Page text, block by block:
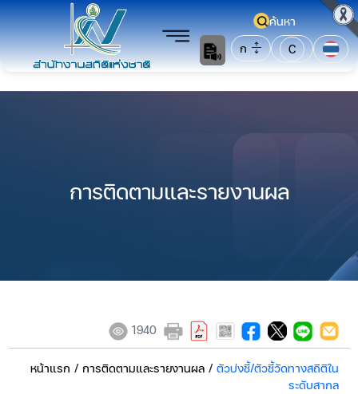
ค้นหา
ก
C
การติดตามและรายงานผล
1940
หน้าแรก / การติดตามและรายงานผล/ ตัวบ่งชี้/ตัวชี้วัดทางสถิติใน
ระดับสากล